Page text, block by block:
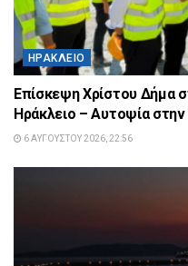
ΗΡΆΚΛΕΙΟ
Επίσκεψη Χρίστου Δήμα
Ηράκλειο – Αυτοψία
6 ΑΥΓΟΎΣΤΟΥ 2026, 22:56